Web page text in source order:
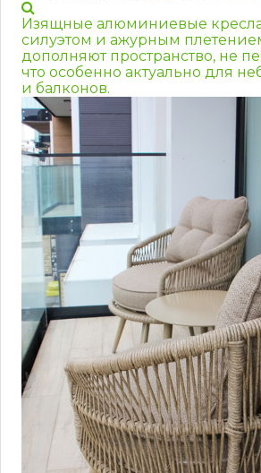
Изящные алюминиевые
силуэтом и ажурным
дополняют пространство, не
что особенно актуально для
и балконов.